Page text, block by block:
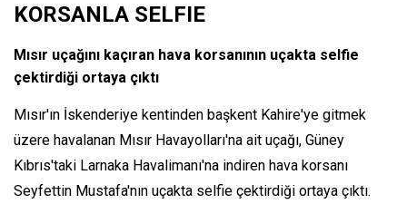
KORSANLA SELFIE
Mısır uçağını kaçıran hava korsanının uçakta selfie
çektirdiği ortaya çıktı
Mısır'ın İskenderiye kentinden başkent Kahire'ye gitmek
üzere havalanan Mısır Havayolları'na ait uçağı, Güney
Kıbrıs'taki Larnaka Havalimanı'na indiren hava korsanı
Seyfettin Mustafa'nın uçakta selfie çektirdiği ortaya çıktı.